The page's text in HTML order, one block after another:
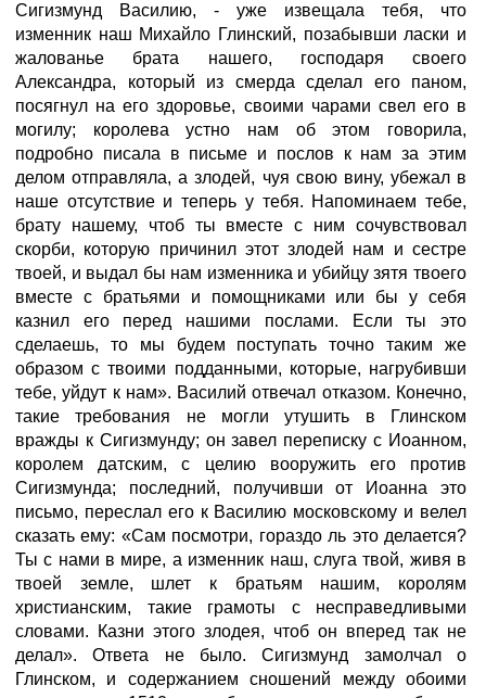
Сигизмунд Василию, - уже извещала тебя, что
изменник наш Михайло Глинский, позабывши ласки и
жалованье брата нашего, господаря своего
Александра, который из смерда сделал его паном,
посягнул на его здоровье, своими чарами свел его в
могилу; королева устно нам об этом говорила,
подробно писала в письме и послов к нам за этим
делом отправляла, а злодей, чуя свою вину, убежал в
наше отсутствие и теперь у тебя. Напоминаем тебе,
брату нашему, чтоб ты вместе с ним сочувствовал
скорби, которую причинил этот злодей нам и сестре
твоей, и выдал бы нам изменника и убийцу зятя твоего
вместе с братьями и помощниками или бы у себя
казнил его перед нашими послами. Если ты это
сделаешь, то мы будем поступать точно таким же
образом с твоими подданными, которые, нагрубивши
тебе, уйдут к нам». Василий отвечал отказом. Конечно,
такие требования не могли утушить в Глинском
вражды к Сигизмунду; он завел переписку с Иоанном,
королем датским, с целию вооружить его против
Сигизмунда; последний, получивши от Иоанна это
письмо, переслал его к Василию московскому и велел
сказать ему: «Сам посмотри, гораздо ль это делается?
Ты с нами в мире, а изменник наш, слуга твой, живя в
твоей земле, шлет к братьям нашим, королям
христианским, такие грамоты с несправедливыми
словами. Казни этого злодея, чтоб он вперед так не
делал». Ответа не было. Сигизмунд замолчал о
Глинском, и содержанием сношений между обоими